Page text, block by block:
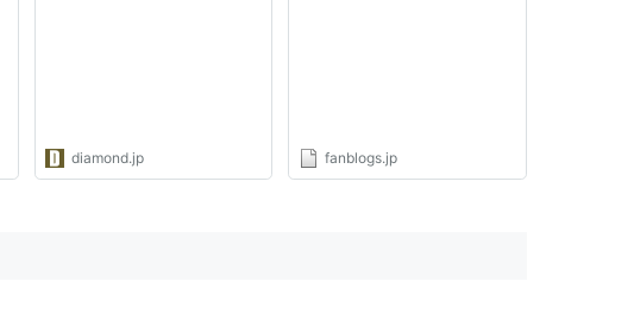
diamond.jp fanblogs.jp